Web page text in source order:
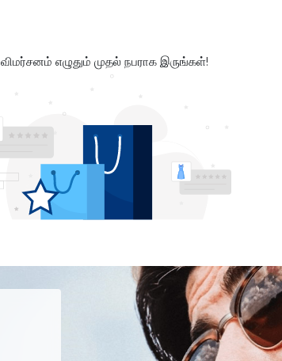
விமர்சனம் எழுதும் முதல் நபராக இருங்கள்!